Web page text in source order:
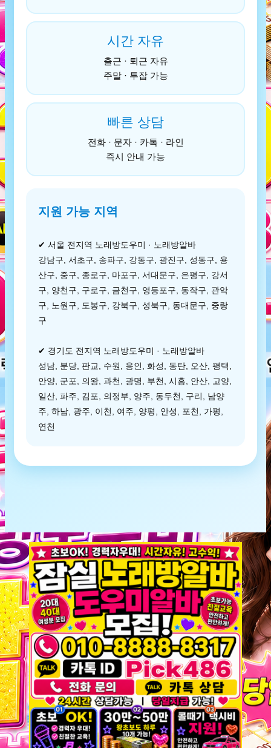
시간 자유
출근 · 퇴근 자유
주말 · 투잡 가능
빠른 상담
전화 · 문자 · 카톡 · 라인
즉시 안내 가능
지원 가능 지역
✔ 서울 전지역 노래방도우미 · 노래방알바
강남구, 서초구, 송파구, 강동구, 광진구, 성동구, 용
산구, 중구, 종로구, 마포구, 서대문구, 은평구, 강서
구, 양천구, 구로구, 금천구, 영등포구, 동작구, 관악
구, 노원구, 도봉구, 강북구, 성북구, 동대문구, 중랑
구
✔ 경기도 전지역 노래방도우미 · 노래방알바
성남, 분당, 판교, 수원, 용인, 화성, 동탄, 오산, 평택,
안양, 군포, 의왕, 과천, 광명, 부천, 시흥, 안산, 고양,
일산, 파주, 김포, 의정부, 양주, 동두천, 구리, 남양
주, 하남, 광주, 이천, 여주, 양평, 안성, 포천, 가평,
연천